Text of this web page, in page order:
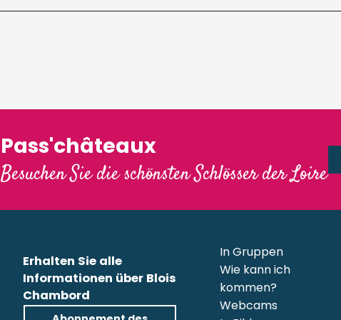
Pass'châteaux
Besuchen Sie die schönsten Schlösser der Loire
Erhalten Sie alle
Informationen über Blois
Chambord
In Gruppen
Wie kann ich
kommen?
Webcams